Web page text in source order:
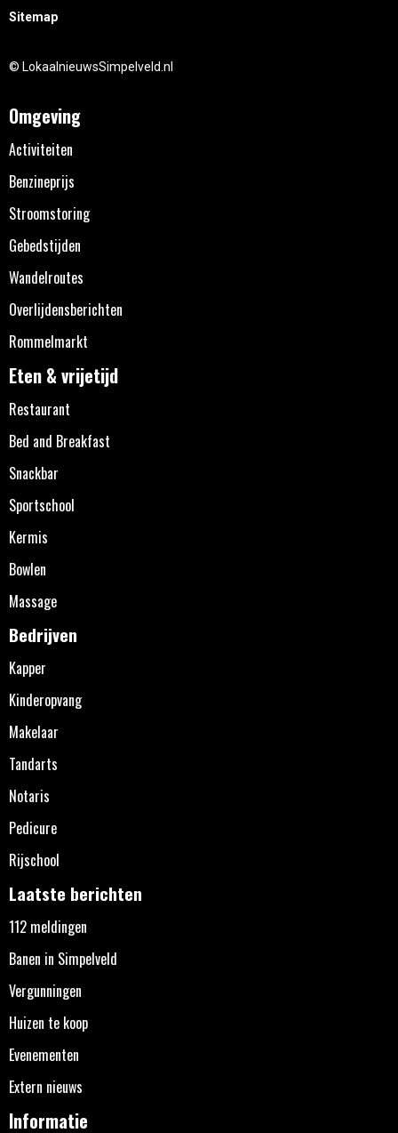
Sitemap
© LokaalnieuwsSimpelveld.nl
Omgeving
Activiteiten
Benzineprijs
Stroomstoring
Gebedstijden
Wandelroutes
Overlijdensberichten
Rommelmarkt
Eten & vrijetijd
Restaurant
Bed and Breakfast
Snackbar
Sportschool
Kermis
Bowlen
Massage
Bedrijven
Kapper
Kinderopvang
Makelaar
Tandarts
Notaris
Pedicure
Rijschool
Laatste berichten
112 meldingen
Banen in Simpelveld
Vergunningen
Huizen te koop
Evenementen
Extern nieuws
Informatie